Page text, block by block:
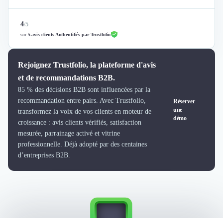
Espaces de Coworking
4/5
sur5 avis clients Authentifiés par Trustfolio
Rejoignez Trustfolio, la plateforme d'avis
et de recommandations B2B.
85 % des décisions B2B sont influencées par la
recommandation entre pairs. Avec Trustfolio,
transformez la voix de vos clients en moteur de
croissance : avis clients vérifiés, satisfaction
mesurée, parrainage activé et vitrine
professionnelle. Déjà adopté par des centaines
d’entreprises B2B.
Réserver
une
démo